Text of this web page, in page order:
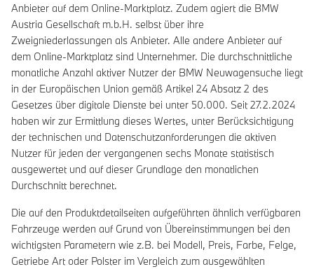
Anbieter auf dem Online-Marktplatz. Zudem agiert die BMW
Austria Gesellschaft m.b.H. selbst über ihre
Zweigniederlassungen als Anbieter. Alle andere Anbieter auf
dem Online-Marktplatz sind Unternehmer. Die durchschnittliche
monatliche Anzahl aktiver Nutzer der BMW Neuwagensuche liegt
in der Europäischen Union gemäß Artikel 24 Absatz 2 des
Gesetzes über digitale Dienste bei unter 50.000. Seit 27.2.2024
haben wir zur Ermittlung dieses Wertes, unter Berücksichtigung
der technischen und Datenschutzanforderungen die aktiven
Nutzer für jeden der vergangenen sechs Monate statistisch
ausgewertet und auf dieser Grundlage den monatlichen
Durchschnitt berechnet.
Die auf den Produktdetailseiten aufgeführten ähnlich verfügbaren
Fahrzeuge werden auf Grund von Übereinstimmungen bei den
wichtigsten Parametern wie z.B. bei Modell, Preis, Farbe, Felge,
Getriebe Art oder Polster im Vergleich zum ausgewählten